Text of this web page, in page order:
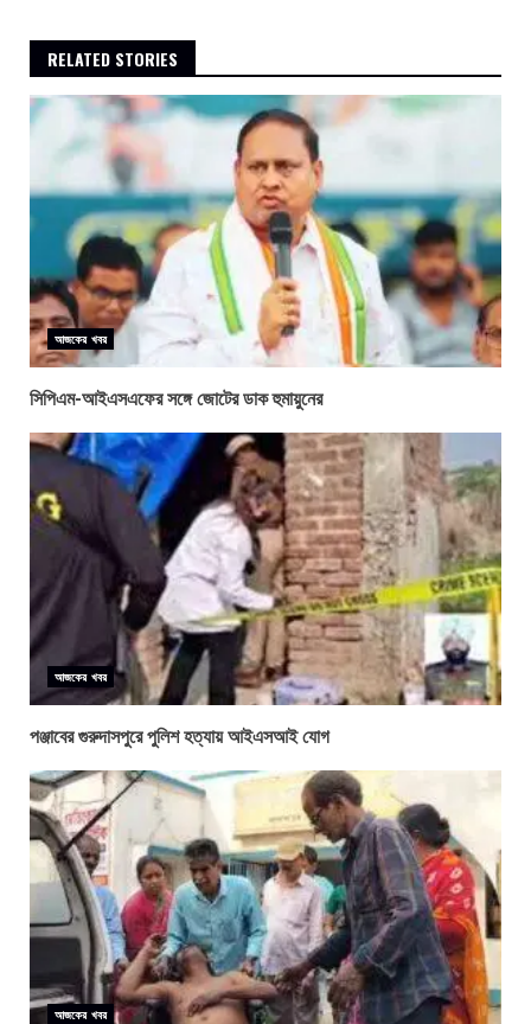
RELATED STORIES
আজকের খবর
সিপিএম-আইএসএফের সঙ্গে জোটের ডাক হুমায়ুনের
আজকের খবর
পঞ্জাবের গুরুদাসপুরে পুলিশ হত্যায় আইএসআই যোগ
আজকের খবর